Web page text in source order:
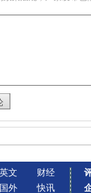
英文
国外
财经
快讯